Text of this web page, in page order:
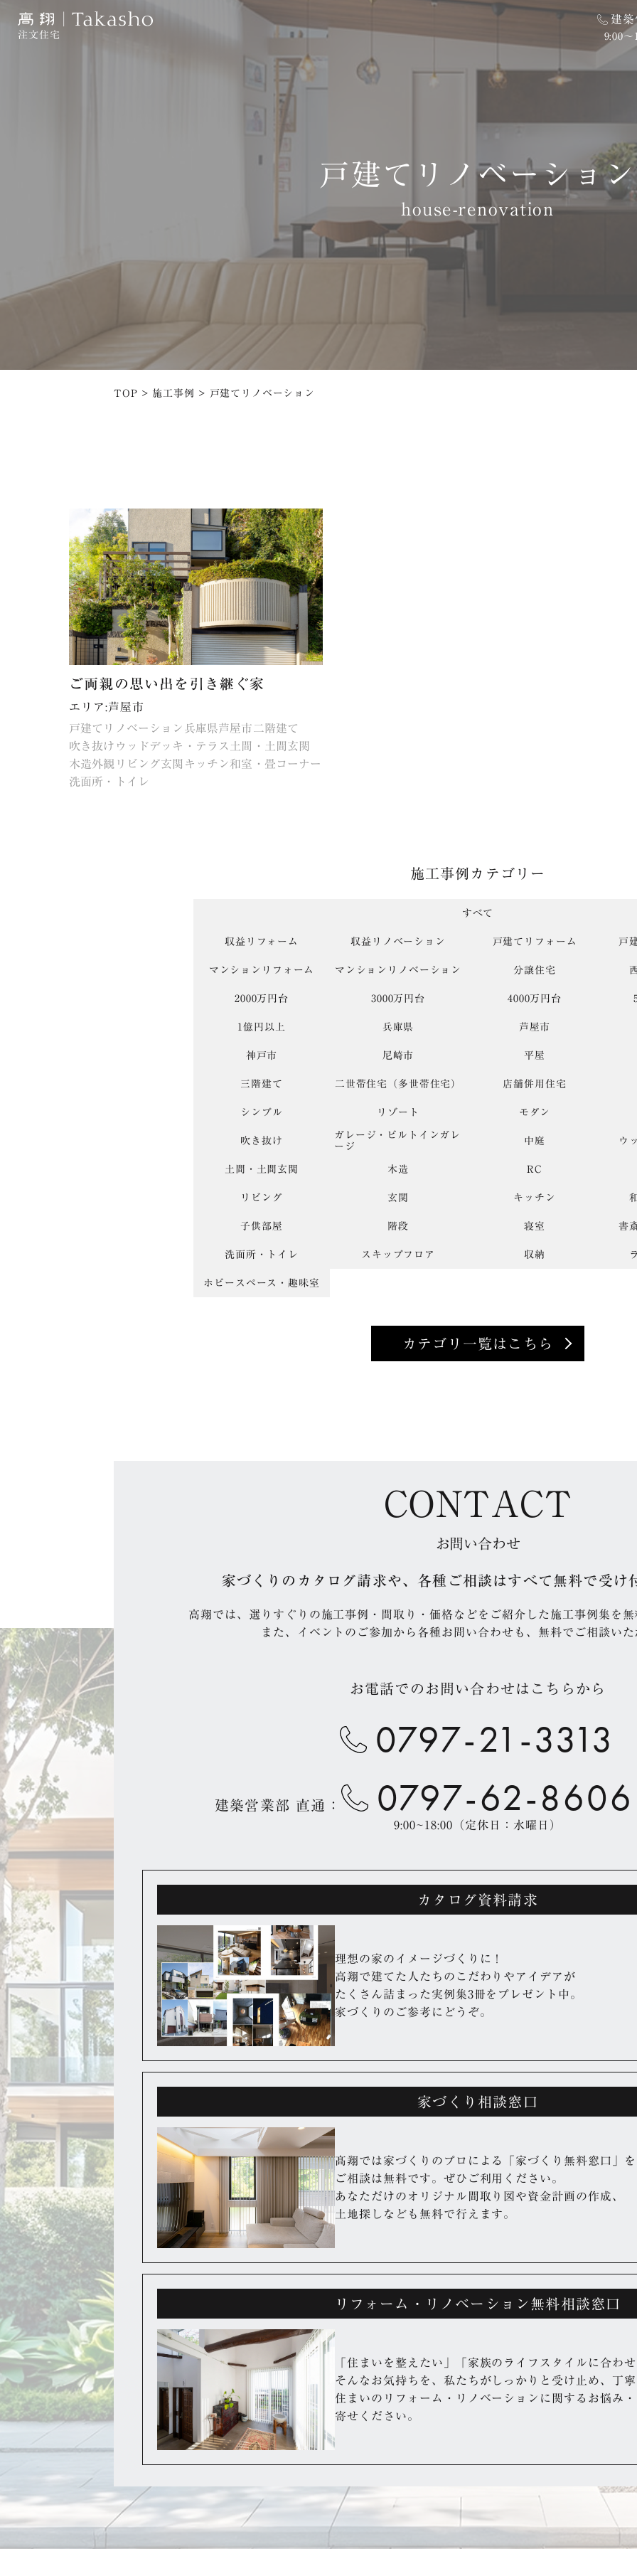
注文住宅
建築
9:00〜
高翔の家づくり
街なかモデルハウス
土地情報
リフォーム・
リノベーション
お客様の声
太陽光発電システム
イベント
コラム
カタログ
街なかモデ
兵庫県芦屋市業平町3番6号1階
TEL：0797-21-3313
建築営業部 直通：0797-62-8606
FAX：0797-21-0708
戸建てリノベーション
house-renovation
TOP > 施工事例 > 戸建てリノベーション
ご両親の思い出を引き継ぐ家
エリア:芦屋市
戸建てリノベーション 兵庫県芦屋市 二階建て
吹き抜け ウッドデッキ・テラス 土間・土間玄関
木造外観 リビング玄関 キッチン和室・畳コーナー
洗面所・トイレ
施工事例カテゴリー
すべて
収益リフォーム 収益リノベーション 戸建てリフォーム 戸
マンションリフォーム マンションリノベーション 分譲住宅
2000万円台 3000万円台 4000万円台
1億円以上 兵庫県 芦屋市
神戸市 尼崎市 平屋
三階建て 二世帯住宅（多世帯住宅） 店舗併用住宅
シンプル リゾート モダン
吹き抜け
ガレージ・ビルトインガレ
ージ
中庭 ウ
土間・土間玄関 木造 RC
リビング 玄関 キッチン
子供部屋 階段 寝室 書
洗面所・トイレ スキップフロア 収納
ホビースペース・趣味室
カテゴリ一覧はこちら
CONTACT
お問い合わせ
家づくりのカタログ請求や、各種ご相談はすべて無料で受け
高翔では、選りすぐりの施工事例・間取り・価格などをご紹介した施工事例集を無
また、イベントのご参加から各種お問い合わせも、無料でご相談いた
お電話でのお問い合わせはこちらから
0797-21-3313
建築営業部 直通： 0797-62-8606
9:00~18:00（定休日：水曜日）
カタログ資料請求
理想の家のイメージづくりに！
高翔で建てた人たちのこだわりやアイデアが
たくさん詰まった実例集3冊をプレゼント中。
家づくりのご参考にどうぞ。
家づくり相談窓口
髙翔では家づくりのプロによる「家づくり無料窓口」を
ご相談は無料です。ぜひご利用ください。
あなただけのオリジナル間取り図や資金計画の作成、
土地探しなども無料で行えます。
リフォーム・リノベーション無料相談窓口
「住まいを整えたい」「家族のライフスタイルに合わせ
そんなお気持ちを、私たちがしっかりと受け止め、丁
住まいのリフォーム・リノベーションに関するお悩み
寄せください。